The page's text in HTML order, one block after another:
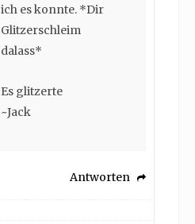
ich es konnte. *Dir
Glitzerschleim
dalass*
Es glitzerte
~Jack
Antworten